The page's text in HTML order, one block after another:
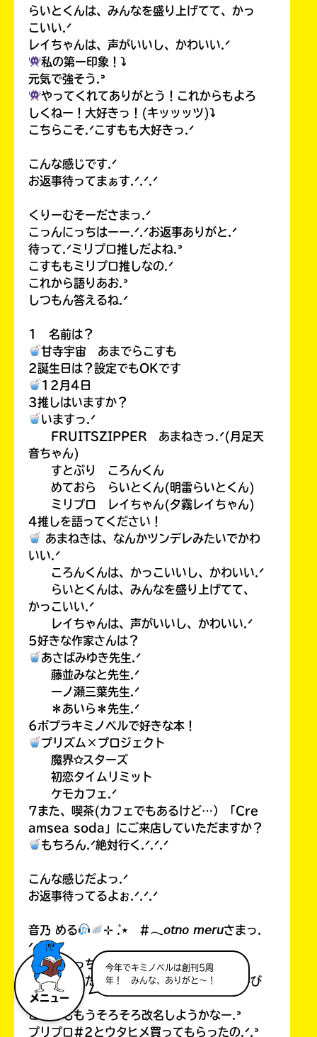
メニュー
今年でキミノベルは創刊5周
年！ みんな、ありがと～！
らいとくんは、みんなを盛り上げてて、かっ
こいい.ᐟ
レイちゃんは、声がいいし、かわいい.ᐟ
私の第一印象！⤵︎
元気で強そう.ᐣ
やってくれてありがとう！これからもよろ
しくねー！大好きっ！(キッッッツ)⤵︎
こちらこそ.ᐟこすもも大好きっ.ᐟ
こんな感じです.ᐟ
お返事待ってまぁす.ᐟ.ᐟ.ᐟ
くりーむそーださまっ.ᐟ
こっんにっちはーー.ᐟ.ᐟお返事ありがと.ᐟ
待って.ᐟミリプロ推しだよね.ᐣ
こすももミリプロ推しなの.ᐟ
これから語りあお.ᐣ
しつもん答えるね.ᐟ
1 名前は？
甘寺宇宙 あまでらこすも
2誕生日は？設定でもOKです
12月4日
3推しはいますか？
いますっ.ᐟ
FRUITSZIPPER あまねきっ.ᐟ(月足天
音ちゃん)
すとぷり ころんくん
めておら らいとくん(明雷らいとくん)
ミリプロ レイちゃん(夕霧レイちゃん)
4推しを語ってください！
あまねきは、なんかツンデレみたいでかわ
いい.ᐟ
ころんくんは、かっこいいし、かわいい.ᐟ
らいとくんは、みんなを盛り上げてて、
かっこいい.ᐟ
レイちゃんは、声がいいし、かわいい.ᐟ
5好きな作家さんは？
あさばみゆき先生.ᐟ
藤並みなと先生.ᐟ
一ノ瀬三葉先生.ᐟ
＊あいら＊先生.ᐟ
6ポプラキミノベルで好きな本！
プリズム×プロジェクト
魔界✩スターズ
初恋タイムリミット
ケモカフェ.ᐟ
7また、喫茶(カフェでもあるけど…）「Cre
amsea soda」にご来店していただますか？
もちろん.ᐟ絶対行く.ᐟ.ᐟ.ᐟ
こんな感じだよっ.ᐟ
お返事待ってるよぉ.ᐟ.ᐟ.ᐟ
音乃 める
⊹ ̊.⋆ #𓂃𝘰𝘵𝘯𝘰 𝘮𝘦𝘳𝘶さまっ.
ᐟ
こっんにっちはーー.ᐟ.ᐟお返事ありがと.ᐟ
改名したんだね.ᐟとってもかわいい.ᐟめる呼び
？
こすもももうそろそろ改名しようかなー.ᐣ
プリプロ#2とウタヒメ買ってもらったの.ᐟ.ᐣ